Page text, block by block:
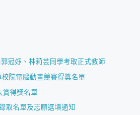
郭冠妤、林莉芸同學考取正式教師
校院電腦動畫競賽得獎名單
賞得獎名單
取名單及志願選填通知